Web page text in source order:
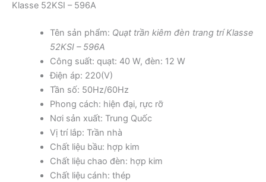
Klasse 52KSI – 596A
Tên sản phẩm: Quạt trần kiêm đèn trang trí Klasse
52KSI – 596A
Công suất: quạt: 40 W, đèn: 12 W
Điện áp: 220(V)
Tần số: 50Hz/60Hz
Phong cách: hiện đại, rực rỡ
Nơi sản xuất: Trung Quốc
Vị trí lắp: Trần nhà
Chất liệu bầu: hợp kim
Chất liệu chao đèn: hợp kim
Chất liệu cánh: thép